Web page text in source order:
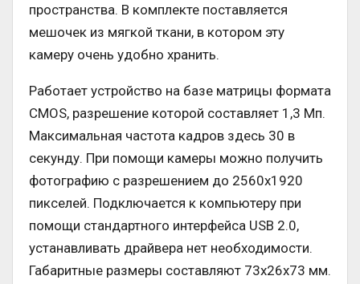
пространства. В комплекте поставляется
мешочек из мягкой ткани, в котором эту
камеру очень удобно хранить.
Работает устройство на базе матрицы формата
CMOS, разрешение которой составляет 1,3 Мп.
Максимальная частота кадров здесь 30 в
секунду. При помощи камеры можно получить
фотографию с разрешением до 2560х1920
пикселей. Подключается к компьютеру при
помощи стандартного интерфейса USB 2.0,
устанавливать драйвера нет необходимости.
Габаритные размеры составляют 73х26х73 мм.